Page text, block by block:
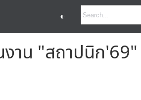
◐
งาน "สถาปนิก'69"